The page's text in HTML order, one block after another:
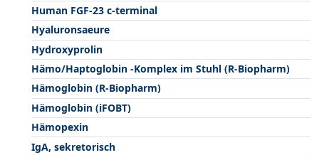
Human FGF-23 c-terminal
Hyaluronsaeure
Hydroxyprolin
Hämo/Haptoglobin -Komplex im Stuhl (R-Biopharm)
Hämoglobin (R-Biopharm)
Hämoglobin (iFOBT)
Hämopexin
IgA, sekretorisch